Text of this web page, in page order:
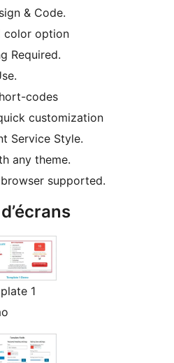
& Code.
color option
Required.
codes
customization
Service Style.
any theme.
supported.
1